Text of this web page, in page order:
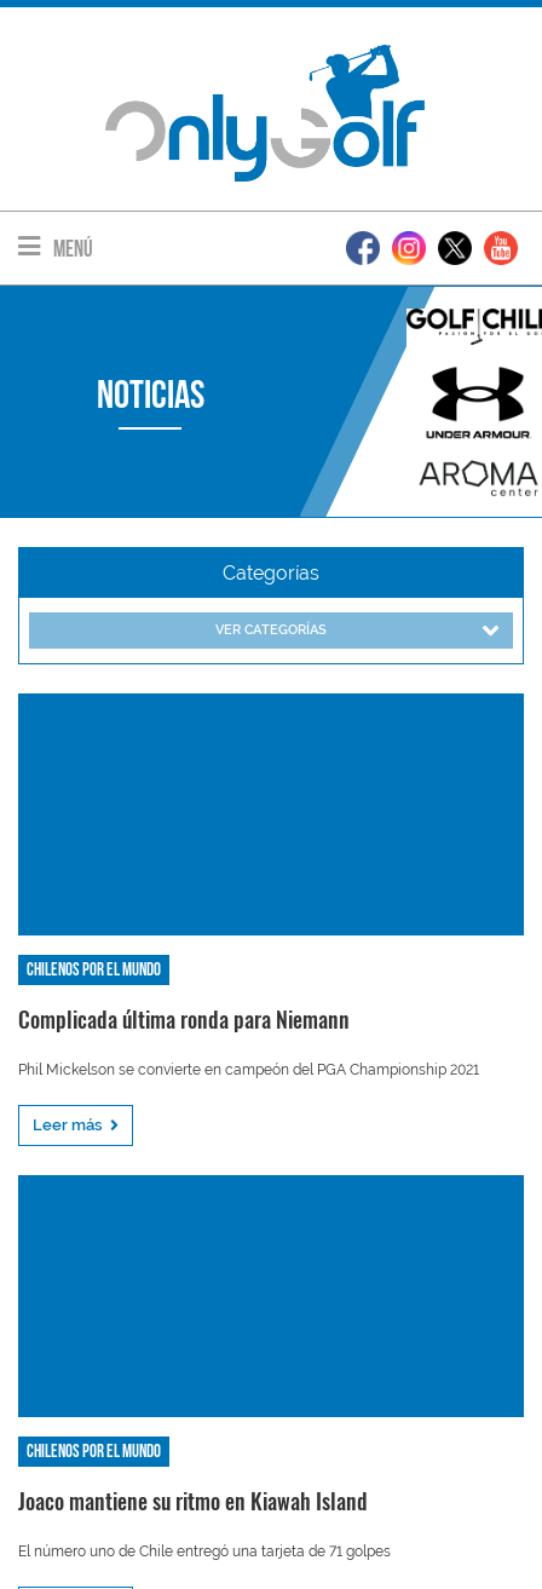
Menú
Noticias
Categorías
VER CATEGORÍAS
Chilenos por el mundo
Complicada última ronda para Niemann
Phil Mickelson se convierte en campeón del PGA Championship 2021
Leer más
Chilenos por el mundo
Joaco mantiene su ritmo en Kiawah Island
El número uno de Chile entregó una tarjeta de 71 golpes